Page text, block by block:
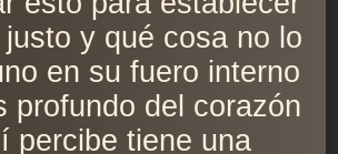
y qué cosa no lo
en su fuero interno
profundo del corazón
percibe tiene una